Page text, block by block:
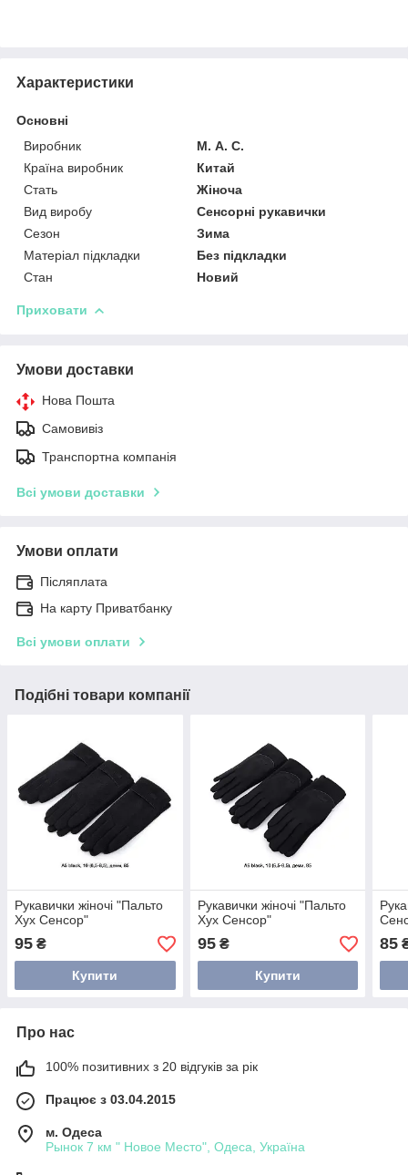
Характеристики
Основні
Виробник
М. А. С.
Країна виробник
Китай
Стать
Жіноча
Вид виробу
Сенсорні рукавички
Сезон
Зима
Матеріал підкладки
Без підкладки
Стан
Новий
Приховати
Умови доставки
Нова Пошта
Самовивіз
Транспортна компанія
Всі умови доставки
Умови оплати
Післяплата
На карту Приватбанку
Всі умови оплати
Подібні товари компанії
Рукавички жіночі "Пальто
Хух Сенсор"
95 ₴
Купити
Рукавички жіночі "Пальто
Хух Сенсор"
95₴
Купити
85
Про нас
100% позитивних з 20 відгуків за рік
Працює з 03.04.2015
м. Одеса
Рынок 7 км " Новое Место", Одеса, Україна